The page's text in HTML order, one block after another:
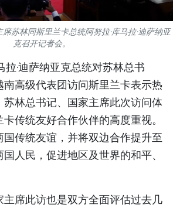
图表新闻
图库
视频
人民报社简介
TIẾNG VIỆT
FRANÇAIS
苏林同斯里兰卡总统阿努拉·库马拉·迪萨纳亚
克召开记者会。
拉·迪萨纳亚克总统对苏林总书
高级代表团访问斯里兰卡表示热
林总书记、国家主席此次访问体
传统友好合作伙伴的高度重视。
传统友谊，并将双边合作提升至
人民，促进地区及世界的和平、
席此访也是双方全面评估过去几